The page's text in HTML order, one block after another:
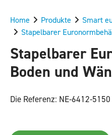
Home Produkte Smart
Stapelbarer
Stapelbarer
Boden und
Die Referenz: NE-6412-5150